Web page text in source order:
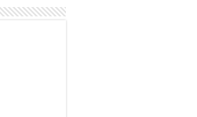
/BRT/
боллоо
цаг 43 минут
БНХАУ-